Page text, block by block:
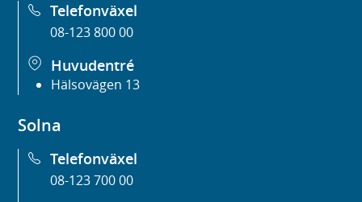
Telefonväxel
08-123 800 00
Huvudentré
Hälsovägen 13
Solna
Telefonväxel
08-123 700 00